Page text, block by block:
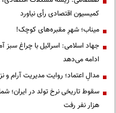
کمیسیون اقتصادی رأی نیاورد
میناب؛ شهرِ مقبره‌های کوچک!
جهاد اسلامی: اسرائیل با چراغ سبز
ادامه می‌دهد
مدالِ اعتماد؛ روایت مدیریت آرام
هزار نفر رفت